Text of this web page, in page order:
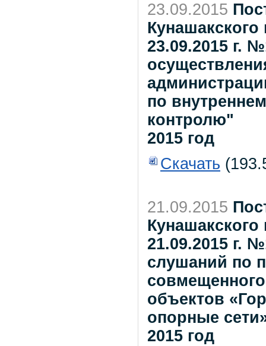
23.09.2015
23.09.2015 г.
по
контролю"
2015 год
Скачать
21.09.2015
21.09.2015 г.
слушаний по
объектов
опорные
2015 год